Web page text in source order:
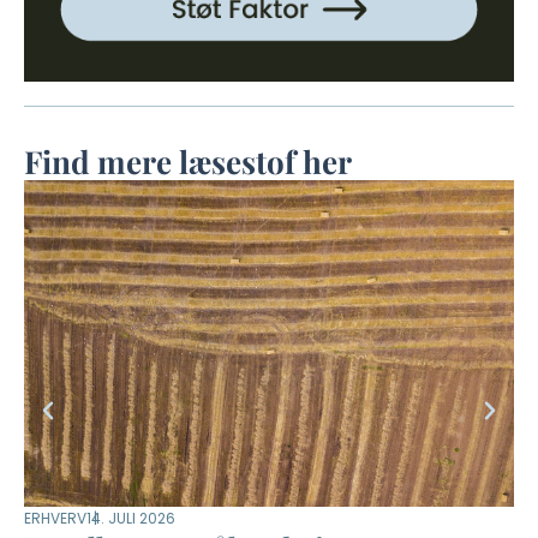
Find mere læsestof her
ERHVERV14. JULI 2026